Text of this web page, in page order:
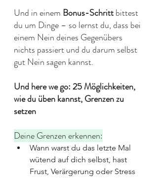
Und in einem Bonus-Schritt bittest
du um Dinge – so lernst du, dass bei
einem Nein deines Gegenübers
nichts passiert und du darum selbst
gut Nein sagen kannst.
Und here we go: 25 Möglichkeiten,
wie du üben kannst, Grenzen zu
setzen
Deine Grenzen erkennen:
Wann warst du das letzte Mal
wütend auf dich selbst, hast
Frust, Verärgerung oder Stress